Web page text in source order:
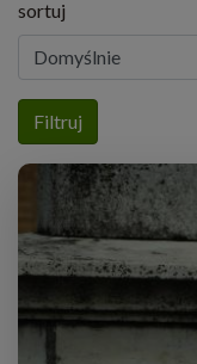
sortuj
Filtruj